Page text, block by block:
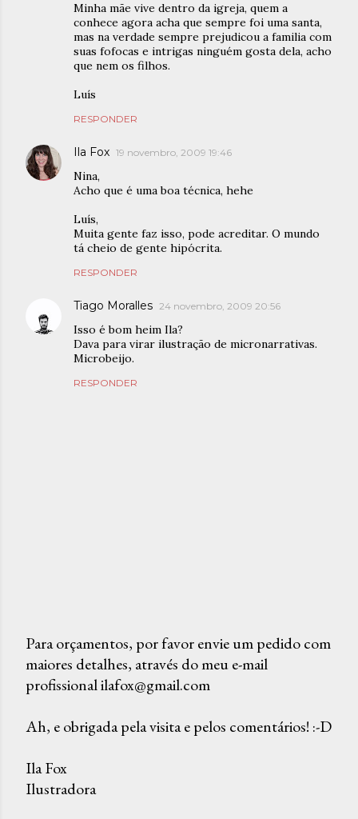
Minha mãe vive dentro da igreja, quem a
conhece agora acha que sempre foi uma santa,
mas na verdade sempre prejudicou a familia com
suas fofocas e intrigas ninguém gosta dela, acho
que nem os filhos.
Luís
RESPONDER
Ila Fox 19 novembro, 2009 19:46
Nina,
Acho que é uma boa técnica, hehe
Luís,
Muita gente faz isso, pode acreditar. O mundo
tá cheio de gente hipócrita.
RESPONDER
Tiago Moralles 24 novembro, 2009 20:56
Isso é bom heim Ila?
Dava para virar ilustração de micronarrativas.
Microbeijo.
RESPONDER
P
o
t
r
u
Para orçamentos, por favor envie um pedido com
maiores detalhes, através do meu e-mail
profissional ilafox@gmail.com
Ah, e obrigada pela visita e pelos comentários! :-D
Ila Fox
Ilustradora